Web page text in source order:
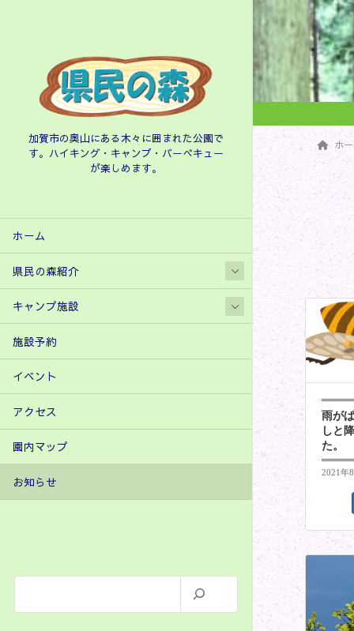
加賀市の奥山にある木々に囲まれた公園で
す。ハイキング・キャンプ・バーべキュー
が楽しめます。
ホーム
県民の森紹介
キャンプ施設
施設予約
イベント
アクセス
園内マップ
お知らせ
ホ
雨が
しと
た。
2021年